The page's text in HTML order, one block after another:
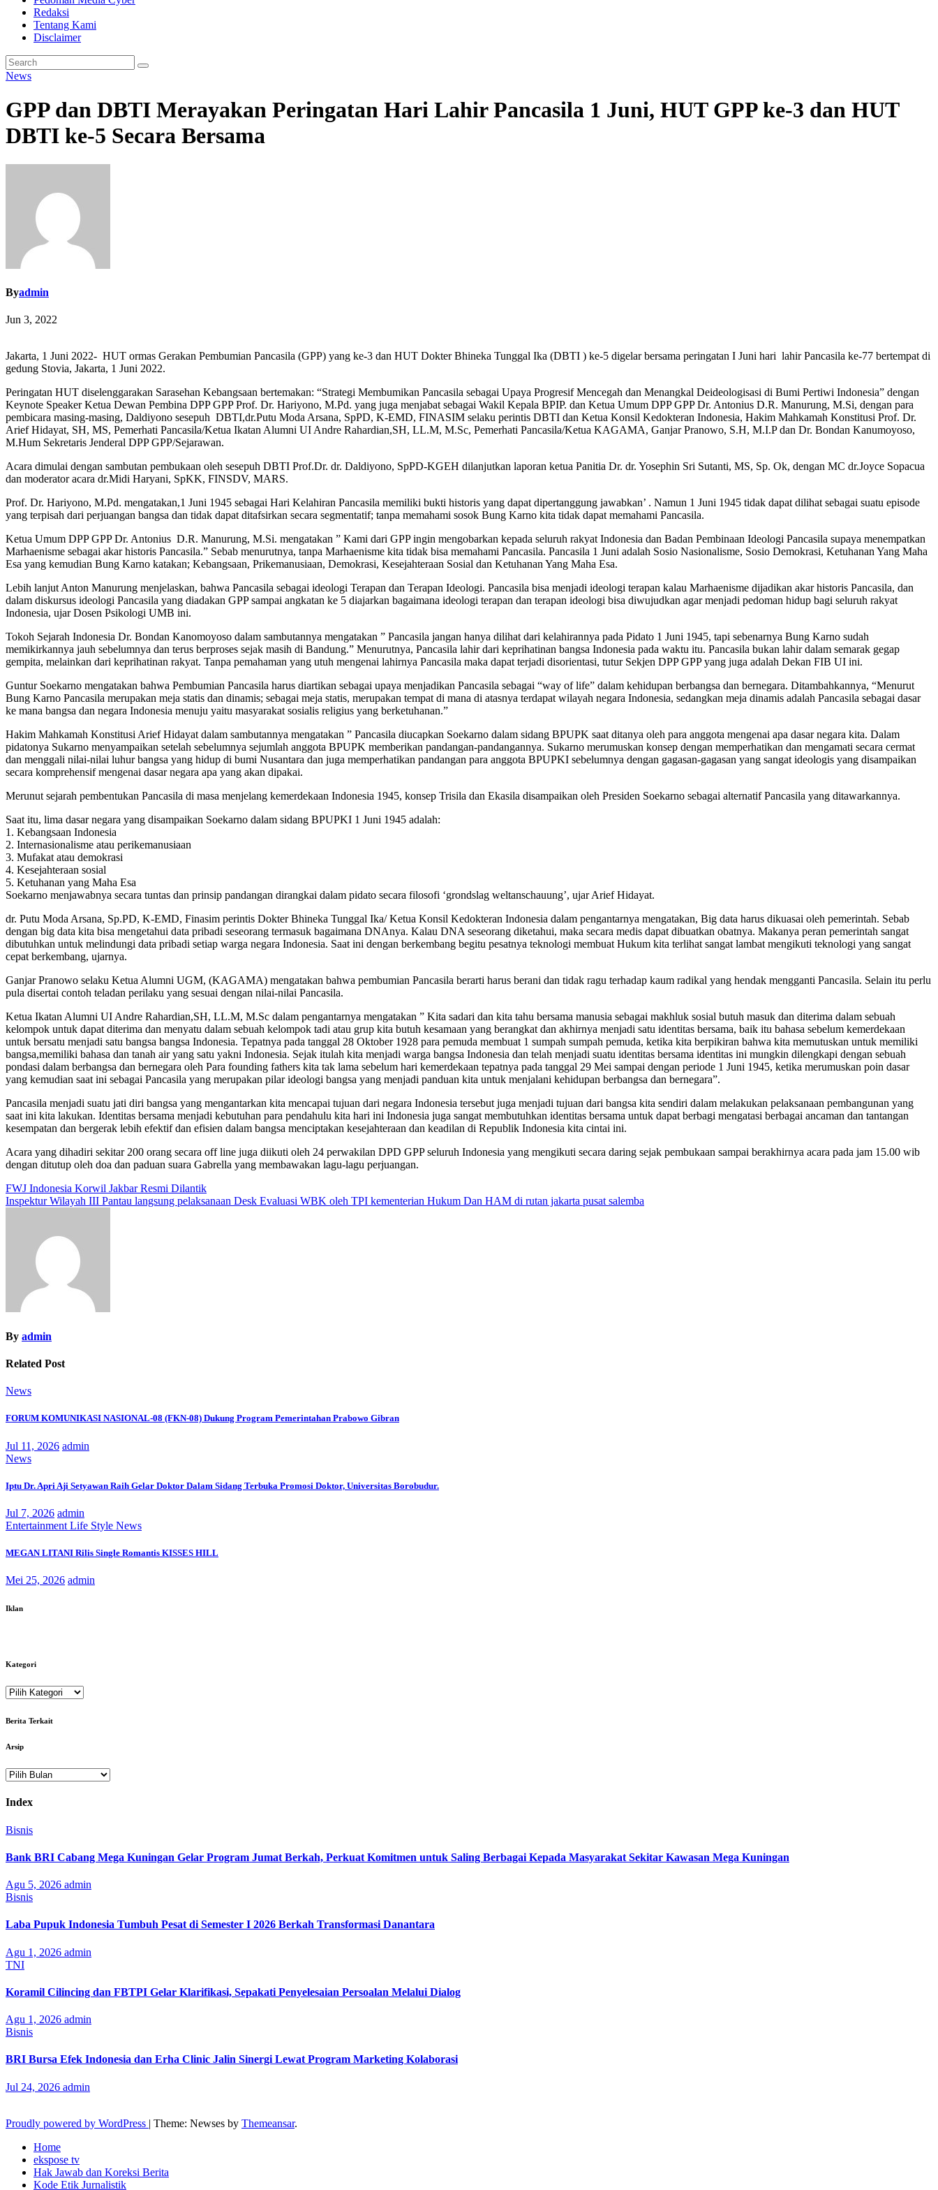
Redaksi
Tentang Kami
Disclaimer
News
GPP dan DBTI Merayakan Peringatan Hari Lahir Pancasila 1 Juni, HUT GPP ke-3 dan HUT
DBTI ke-5 Secara Bersama
Byadmin
Jun 3, 2022
Jakarta, 1 Juni 2022- HUT ormas Gerakan Pembumian Pancasila (GPP) yang ke-3 dan HUT Dokter Bhineka Tunggal Ika (DBTI ) ke-5 digelar bersama peringatan I Juni hari lahir Pancasila ke-77 bertempat di
gedung Stovia, Jakarta, 1 Juni 2022.
Peringatan HUT diselenggarakan Sarasehan Kebangsaan bertemakan: “Strategi Membumikan Pancasila sebagai Upaya Progresif Mencegah dan Menangkal Deideologisasi di Bumi Pertiwi Indonesia” dengan
Keynote Speaker Ketua Dewan Pembina DPP GPP Prof. Dr. Hariyono, M.Pd. yang juga menjabat sebagai Wakil Kepala BPIP. dan Ketua Umum DPP GPP Dr. Antonius D.R. Manurung, M.Si, dengan para
pembicara masing-masing, Daldiyono sesepuh DBTI,dr.Putu Moda Arsana, SpPD, K-EMD, FINASIM selaku perintis DBTI dan Ketua Konsil Kedokteran Indonesia, Hakim Mahkamah Konstitusi Prof. Dr.
Arief Hidayat, SH, MS, Pemerhati Pancasila/Ketua Ikatan Alumni UI Andre Rahardian,SH, LL.M, M.Sc, Pemerhati Pancasila/Ketua KAGAMA, Ganjar Pranowo, S.H, M.I.P dan Dr. Bondan Kanumoyoso,
M.Hum Sekretaris Jenderal DPP GPP/Sejarawan.
Acara dimulai dengan sambutan pembukaan oleh sesepuh DBTI Prof.Dr. dr. Daldiyono, SpPD-KGEH dilanjutkan laporan ketua Panitia Dr. dr. Yosephin Sri Sutanti, MS, Sp. Ok, dengan MC dr.Joyce Sopacua
dan moderator acara dr.Midi Haryani, SpKK, FINSDV, MARS.
Prof. Dr. Hariyono, M.Pd. mengatakan,1 Juni 1945 sebagai Hari Kelahiran Pancasila memiliki bukti historis yang dapat dipertanggung jawabkan’ . Namun 1 Juni 1945 tidak dapat dilihat sebagai suatu episode
yang terpisah dari perjuangan bangsa dan tidak dapat ditafsirkan secara segmentatif; tanpa memahami sosok Bung Karno kita tidak dapat memahami Pancasila.
Ketua Umum DPP GPP Dr. Antonius D.R. Manurung, M.Si. mengatakan ” Kami dari GPP ingin mengobarkan kepada seluruh rakyat Indonesia dan Badan Pembinaan Ideologi Pancasila supaya menempatkan
Marhaenisme sebagai akar historis Pancasila.” Sebab menurutnya, tanpa Marhaenisme kita tidak bisa memahami Pancasila. Pancasila 1 Juni adalah Sosio Nasionalisme, Sosio Demokrasi, Ketuhanan Yang Maha
Esa yang kemudian Bung Karno katakan; Kebangsaan, Prikemanusiaan, Demokrasi, Kesejahteraan Sosial dan Ketuhanan Yang Maha Esa.
Lebih lanjut Anton Manurung menjelaskan, bahwa Pancasila sebagai ideologi Terapan dan Terapan Ideologi. Pancasila bisa menjadi ideologi terapan kalau Marhaenisme dijadikan akar historis Pancasila, dan
dalam diskursus ideologi Pancasila yang diadakan GPP sampai angkatan ke 5 diajarkan bagaimana ideologi terapan dan terapan ideologi bisa diwujudkan agar menjadi pedoman hidup bagi seluruh rakyat
Indonesia, ujar Dosen Psikologi UMB ini.
Tokoh Sejarah Indonesia Dr. Bondan Kanomoyoso dalam sambutannya mengatakan ” Pancasila jangan hanya dilihat dari kelahirannya pada Pidato 1 Juni 1945, tapi sebenarnya Bung Karno sudah
memikirkannya jauh sebelumnya dan terus berproses sejak masih di Bandung.” Menurutnya, Pancasila lahir dari keprihatinan bangsa Indonesia pada waktu itu. Pancasila bukan lahir dalam semarak gegap
gempita, melainkan dari keprihatinan rakyat. Tanpa pemahaman yang utuh mengenai lahirnya Pancasila maka dapat terjadi disorientasi, tutur Sekjen DPP GPP yang juga adalah Dekan FIB UI ini.
Guntur Soekarno mengatakan bahwa Pembumian Pancasila harus diartikan sebagai upaya menjadikan Pancasila sebagai “way of life” dalam kehidupan berbangsa dan bernegara. Ditambahkannya, “Menurut
Bung Karno Pancasila merupakan meja statis dan dinamis; sebagai meja statis, merupakan tempat di mana di atasnya terdapat wilayah negara Indonesia, sedangkan meja dinamis adalah Pancasila sebagai dasar
ke mana bangsa dan negara Indonesia menuju yaitu masyarakat sosialis religius yang berketuhanan.”
Hakim Mahkamah Konstitusi Arief Hidayat dalam sambutannya mengatakan ” Pancasila diucapkan Soekarno dalam sidang BPUPK saat ditanya oleh para anggota mengenai apa dasar negara kita. Dalam
pidatonya Sukarno menyampaikan setelah sebelumnya sejumlah anggota BPUPK memberikan pandangan-pandangannya. Sukarno merumuskan konsep dengan memperhatikan dan mengamati secara cermat
dan menggali nilai-nilai luhur bangsa yang hidup di bumi Nusantara dan juga memperhatikan pandangan para anggota BPUPKI sebelumnya dengan gagasan-gagasan yang sangat ideologis yang disampaikan
secara komprehensif mengenai dasar negara apa yang akan dipakai.
Merunut sejarah pembentukan Pancasila di masa menjelang kemerdekaan Indonesia 1945, konsep Trisila dan Ekasila disampaikan oleh Presiden Soekarno sebagai alternatif Pancasila yang ditawarkannya.
Saat itu, lima dasar negara yang disampaikan Soekarno dalam sidang BPUPKI 1 Juni 1945 adalah:
1. Kebangsaan Indonesia
2. Internasionalisme atau perikemanusiaan
3. Mufakat atau demokrasi
4. Kesejahteraan sosial
5. Ketuhanan yang Maha Esa
Soekarno menjawabnya secara tuntas dan prinsip pandangan dirangkai dalam pidato secara filosofi ‘grondslag weltanschauung’, ujar Arief Hidayat.
dr. Putu Moda Arsana, Sp.PD, K-EMD, Finasim perintis Dokter Bhineka Tunggal Ika/ Ketua Konsil Kedokteran Indonesia dalam pengantarnya mengatakan, Big data harus dikuasai oleh pemerintah. Sebab
dengan big data kita bisa mengetahui data pribadi seseorang termasuk bagaimana DNAnya. Kalau DNA seseorang diketahui, maka secara medis dapat dibuatkan obatnya. Makanya peran pemerintah sangat
dibutuhkan untuk melindungi data pribadi setiap warga negara Indonesia. Saat ini dengan berkembang begitu pesatnya teknologi membuat Hukum kita terlihat sangat lambat mengikuti teknologi yang sangat
cepat berkembang, ujarnya.
Ganjar Pranowo selaku Ketua Alumni UGM, (KAGAMA) mengatakan bahwa pembumian Pancasila berarti harus berani dan tidak ragu terhadap kaum radikal yang hendak mengganti Pancasila. Selain itu perlu
pula disertai contoh teladan perilaku yang sesuai dengan nilai-nilai Pancasila.
Ketua Ikatan Alumni UI Andre Rahardian,SH, LL.M, M.Sc dalam pengantarnya mengatakan ” Kita sadari dan kita tahu bersama manusia sebagai makhluk sosial butuh masuk dan diterima dalam sebuah
kelompok untuk dapat diterima dan menyatu dalam sebuah kelompok tadi atau grup kita butuh kesamaan yang berangkat dan akhirnya menjadi satu identitas bersama, baik itu bahasa sebelum kemerdekaan
untuk bersatu menjadi satu bangsa bangsa Indonesia. Tepatnya pada tanggal 28 Oktober 1928 para pemuda membuat 1 sumpah sumpah pemuda, ketika kita berpikiran bahwa kita memutuskan untuk memiliki
bangsa,memiliki bahasa dan tanah air yang satu yakni Indonesia. Sejak itulah kita menjadi warga bangsa Indonesia dan telah menjadi suatu identitas bersama identitas ini mungkin dilengkapi dengan sebuah
pondasi dalam berbangsa dan bernegara oleh Para founding fathers kita tak lama sebelum hari kemerdekaan tepatnya pada tanggal 29 Mei sampai dengan periode 1 Juni 1945, ketika merumuskan poin dasar
yang kemudian saat ini sebagai Pancasila yang merupakan pilar ideologi bangsa yang menjadi panduan kita untuk menjalani kehidupan berbangsa dan bernegara”.
Pancasila menjadi suatu jati diri bangsa yang mengantarkan kita mencapai tujuan dari negara Indonesia tersebut juga menjadi tujuan dari bangsa kita sendiri dalam melakukan pelaksanaan pembangunan yang
saat ini kita lakukan. Identitas bersama menjadi kebutuhan para pendahulu kita hari ini Indonesia juga sangat membutuhkan identitas bersama untuk dapat berbagi mengatasi berbagai ancaman dan tantangan
kesempatan dan bergerak lebih efektif dan efisien dalam bangsa menciptakan kesejahteraan dan keadilan di Republik Indonesia kita cintai ini.
Acara yang dihadiri sekitar 200 orang secara off line juga diikuti oleh 24 perwakilan DPD GPP seluruh Indonesia yang mengikuti secara daring sejak pembukaan sampai berakhirnya acara pada jam 15.00 wib
dengan ditutup oleh doa dan paduan suara Gabrella yang membawakan lagu-lagu perjuangan.
Navigasi
pos
FWJ Indonesia Korwil Jakbar Resmi Dilantik
Inspektur Wilayah III Pantau langsung pelaksanaan Desk Evaluasi WBK oleh TPI kementerian Hukum Dan HAM di rutan jakarta pusat salemba
By admin
Related Post
News
FORUM KOMUNIKASI NASIONAL-08 (FKN-08) Dukung Program Pemerintahan Prabowo Gibran
Jul 11, 2026 admin
News
Iptu Dr. Apri Aji Setyawan Raih Gelar Doktor Dalam Sidang Terbuka Promosi Doktor, Universitas Borobudur.
Jul 7, 2026 admin
Entertainment Life Style News
MEGAN LITANI Rilis Single Romantis KISSES HILL
Mei 25, 2026 admin
Iklan
Kategori
Kategori
Berita Terkait
Arsip
Arsip
Index
Bisnis
Bank BRI Cabang Mega Kuningan Gelar Program Jumat Berkah, Perkuat Komitmen untuk Saling Berbagai Kepada Masyarakat Sekitar Kawasan Mega Kuningan
Agu 5, 2026 admin
Bisnis
Laba Pupuk Indonesia Tumbuh Pesat di Semester I 2026 Berkah Transformasi Danantara
Agu 1, 2026 admin
TNI
Koramil Cilincing dan FBTPI Gelar Klarifikasi, Sepakati Penyelesaian Persoalan Melalui Dialog
Agu 1, 2026 admin
Bisnis
BRI Bursa Efek Indonesia dan Erha Clinic Jalin Sinergi Lewat Program Marketing Kolaborasi
Jul 24, 2026 admin
Proudly powered by WordPress | Theme: Newses by Themeansar.
Home
ekspose tv
Hak Jawab dan Koreksi Berita
Kode Etik Jurnalistik